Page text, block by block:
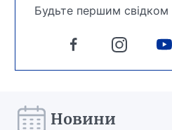
Будьте першим свідком
Новини